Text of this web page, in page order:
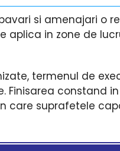
si amenajari o
in zone de
termenul de
constand
care suprafetele